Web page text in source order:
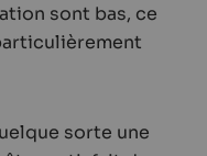
sont bas, ce
sorte une